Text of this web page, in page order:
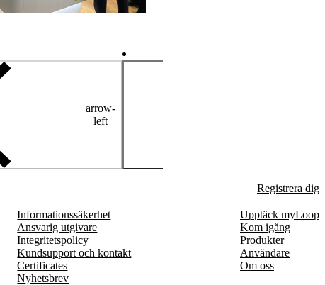
arrow-
left
Registrera dig
Informationssäkerhet
Ansvarig utgivare
Integritetspolicy
Kundsupport och kontakt
Certificates
Nyhetsbrev
Upptäck myLoop
Kom igång
Produkter
Användare
Om oss